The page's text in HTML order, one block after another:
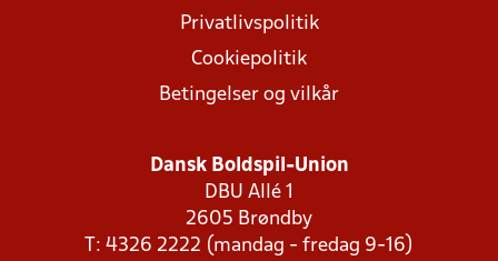
Privatlivspolitik
Cookiepolitik
Betingelser og vilkår
Dansk Boldspil-Union
DBU Allé 1
2605 Brøndby
T: 4326 2222 (mandag - fredag 9-16)